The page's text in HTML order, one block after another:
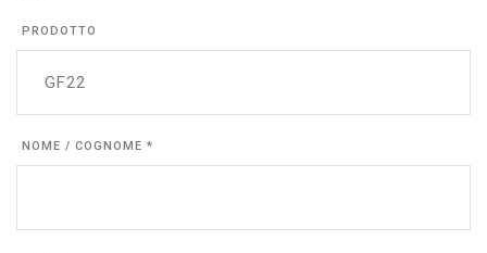
PRODOTTO
NOME / COGNOME *